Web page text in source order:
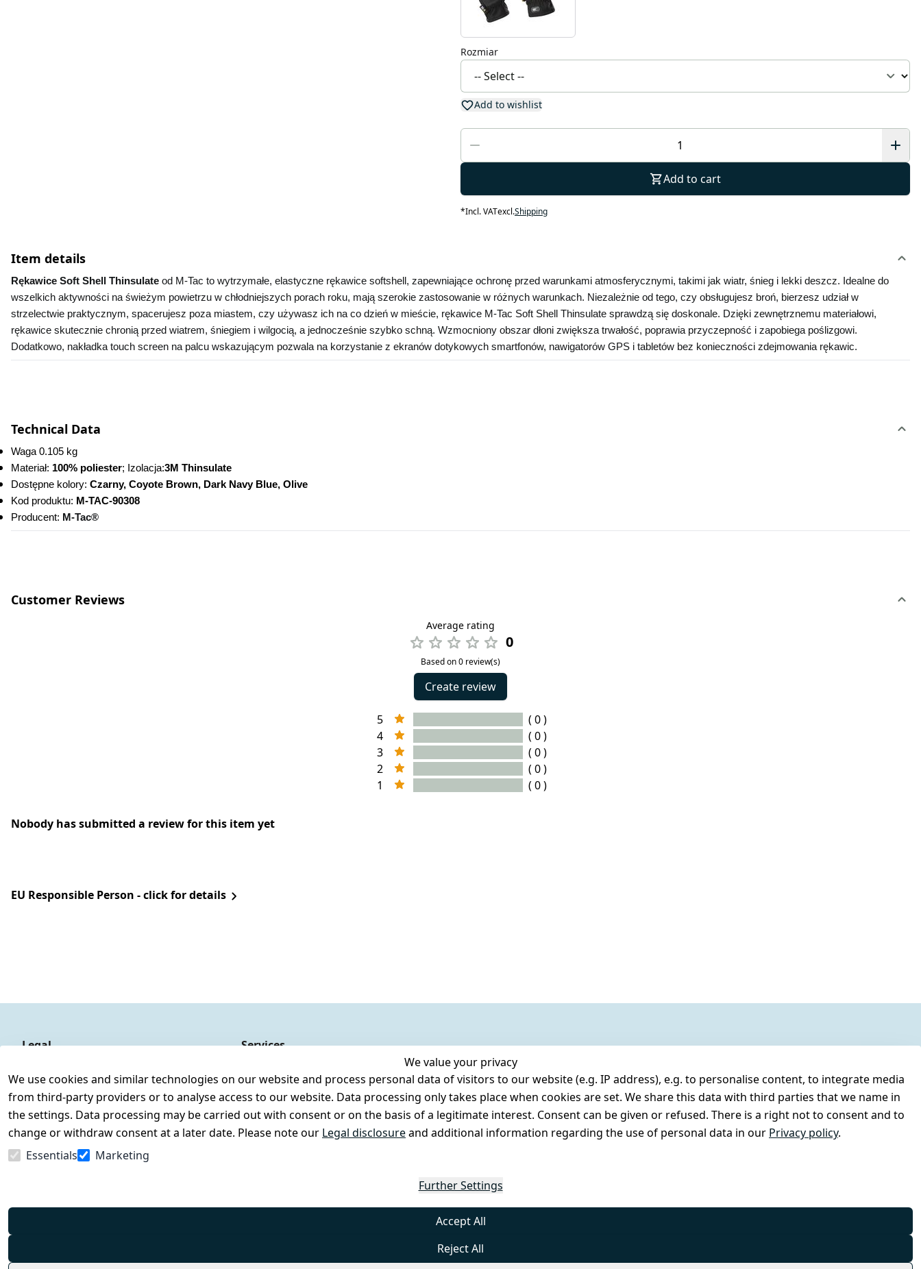
Rozmiar
Add to wishlist
Add to cart
*Incl. VATexcl.Shipping
Item details
Rękawice Soft Shell Thinsulate od M-Tac to wytrzymałe, elastyczne rękawice softshell, zapewniające ochronę przed warunkami atmosferycznymi, takimi jak wiatr, śnieg i lekki deszcz. Idealne do
wszelkich aktywności na świeżym powietrzu w chłodniejszych porach roku, mają szerokie zastosowanie w różnych warunkach. Niezależnie od tego, czy obsługujesz broń, bierzesz udział w
strzelectwie praktycznym, spacerujesz poza miastem, czy używasz ich na co dzień w mieście, rękawice M-Tac Soft Shell Thinsulate sprawdzą się doskonale. Dzięki zewnętrznemu materiałowi,
rękawice skutecznie chronią przed wiatrem, śniegiem i wilgocią, a jednocześnie szybko schną. Wzmocniony obszar dłoni zwiększa trwałość, poprawia przyczepność i zapobiega poślizgowi.
Dodatkowo, nakładka touch screen na palcu wskazującym pozwala na korzystanie z ekranów dotykowych smartfonów, nawigatorów GPS i tabletów bez konieczności zdejmowania rękawic.
Technical Data
Waga 0.105 kg
Materiał: 100% poliester; Izolacja:3M Thinsulate
Dostępne kolory: Czarny, Coyote Brown, Dark Navy Blue, Olive
Kod produktu: M-TAC-90308
Producent: M-Tac®
Customer Reviews
Average rating
0
Based on 0 review(s)
Create review
5
( 0 )
4
( 0 )
3
( 0 )
2
( 0 )
1
( 0 )
Nobody has submitted a review for this item yet
EU Responsible Person - click for details
We value your privacy
We use cookies and similar technologies on our website and process personal data of visitors to our website (e.g. IP address), e.g. to personalise content, to integrate media
from third-party providers or to analyse access to our website. Data processing only takes place when cookies are set. We share this data with third parties that we name in
the settings. Data processing may be carried out with consent or on the basis of a legitimate interest. Consent can be given or refused. There is a right not to consent and to
change or withdraw consent at a later date. Please note our Legal disclosureand additional information regarding the use of personal data in our Privacy policy.
Essentials
Marketing
Further Settings
Accept All
Reject All
Legal
Legal disclosure
Privacy Policy
Declaration of accessibility
Cancellation rights
Services
Register